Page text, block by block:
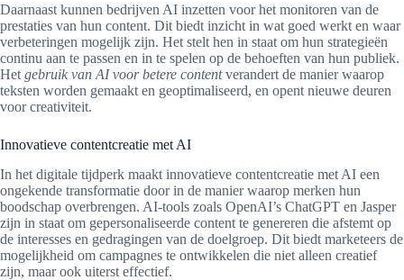
Daarnaast kunnen bedrijven AI inzetten voor het monitoren van de
prestaties van hun content. Dit biedt inzicht in wat goed werkt en waar
verbeteringen mogelijk zijn. Het stelt hen in staat om hun strategieën
continu aan te passen en in te spelen op de behoeften van hun publiek.
Het gebruik van AI voor betere contentverandert de manier waarop
teksten worden gemaakt en geoptimaliseerd, en opent nieuwe deuren
voor creativiteit.
Innovatieve contentcreatie met AI
In het digitale tijdperk maakt innovatieve contentcreatie met AI een
ongekende transformatie door in de manier waarop merken hun
boodschap overbrengen. AI-tools zoals OpenAI’s ChatGPT en Jasper
zijn in staat om gepersonaliseerde content te genereren die afstemt op
de interesses en gedragingen van de doelgroep. Dit biedt marketeers de
mogelijkheid om campagnes te ontwikkelen die niet alleen creatief
zijn, maar ook uiterst effectief.